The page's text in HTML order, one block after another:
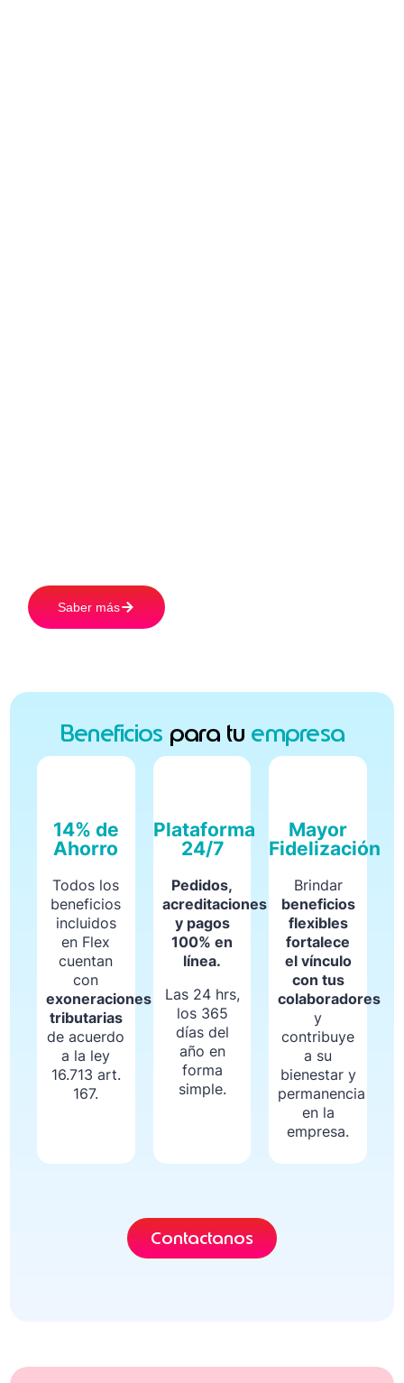
Saber más
Beneficios para tu empresa
14% de
Ahorro
Todos los
beneficios
incluidos
en Flex
cuentan
con
exoneraciones
tributarias
de acuerdo
a la ley
16.713 art.
167.
Plataforma
24/7
Pedidos,
acreditaciones
y pagos
100% en
línea.
Las 24 hrs,
los 365
días del
año en
forma
simple.
Mayor
Fidelización
Brindar
beneficios
flexibles
fortalece
el vínculo
con tus
colaboradores
y
contribuye
a su
bienestar y
permanencia
en la
empresa.
Contactanos